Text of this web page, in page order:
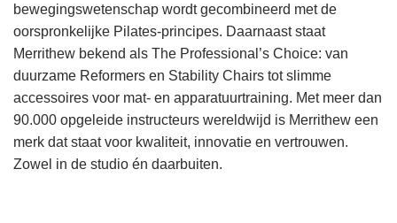
bewegingswetenschap wordt gecombineerd met de
oorspronkelijke Pilates-principes. Daarnaast staat
Merrithew bekend als The Professional’s Choice: van
duurzame Reformers en Stability Chairs tot slimme
accessoires voor mat- en apparatuurtraining. Met meer dan
90.000 opgeleide instructeurs wereldwijd is Merrithew een
merk dat staat voor kwaliteit, innovatie en vertrouwen.
Zowel in de studio én daarbuiten.